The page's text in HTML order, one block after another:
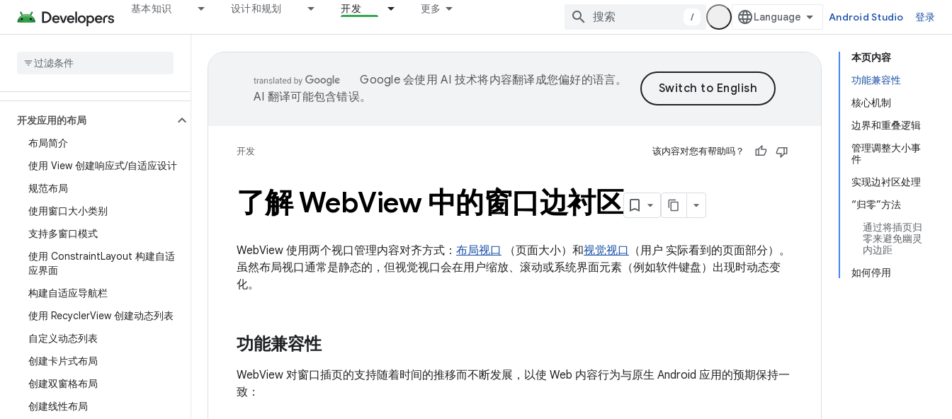
基本知识 设计和规划 开发 更多
/ Android Studio 登录
开发应用的布局
布局简介
使用 View 创建响应式/自适应设计
规范布局
使用窗口大小类别
支持多窗口模式
使用 ConstraintLayout 构建自适
应界面
构建自适应导航栏
使用 RecyclerView 创建动态列表
自定义动态列表
创建卡片式布局
创建双窗格布局
创建线性布局
本页内容
功能兼容性
核心机制
边界和重叠逻辑
管理调整大小事
件
实现边衬区处理
“归零”方法
通过将插页归
零来避免幽灵
内边距
如何停用
Google 会使用 AI 技术将内容翻译成您偏好的语言。
AI 翻译可能包含错误。
开发 该内容对您有帮助吗？
了解 WebView 中的窗口边衬区
WebView 使用两个视口管理内容对齐方式： 布局视口 （页面大小）和视觉视口 （用户 实际看到的页面部分）。
虽然布局视口通常是静态的，但视觉视口会在用户缩放、滚动或系统界面元素（例如软件键盘）出现时动态变
化。
功能兼容性
WebView 对窗口插页的支持随着时间的推移而不断发展，以使 Web 内容行为与原生 Android 应用的预期保持一
致：